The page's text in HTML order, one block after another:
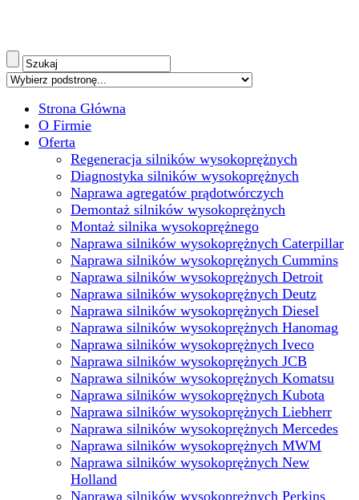
Strona Główna
O Firmie
Oferta
Regeneracja silników wysokoprężnych
Diagnostyka silników wysokoprężnych
Naprawa agregatów prądotwórczych
Demontaż silników wysokoprężnych
Montaż silnika wysokoprężnego
Naprawa silników wysokoprężnych Caterpillar
Naprawa silników wysokoprężnych Cummins
Naprawa silników wysokoprężnych Detroit
Naprawa silników wysokoprężnych Deutz
Naprawa silników wysokoprężnych Diesel
Naprawa silników wysokoprężnych Hanomag
Naprawa silników wysokoprężnych Iveco
Naprawa silników wysokoprężnych JCB
Naprawa silników wysokoprężnych Komatsu
Naprawa silników wysokoprężnych Kubota
Naprawa silników wysokoprężnych Liebherr
Naprawa silników wysokoprężnych Mercedes
Naprawa silników wysokoprężnych MWM
Naprawa silników wysokoprężnych New
Holland
Naprawa silników wysokoprężnych Perkins